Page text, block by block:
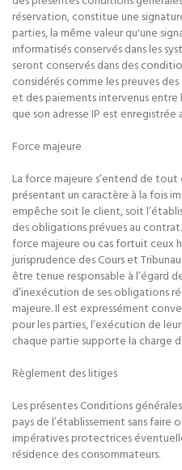
réservation, constitue une
parties, la même valeur qu'une
informatisés conservés dans les
seront conservés dans des
considérés comme les preuves
et des paiements intervenus
que son adresse IP est
Force majeure
La force majeure s’entend de
présentant un caractère à la fois
empêche soit le client, soit
des obligations prévues au
force majeure ou cas fortuit ceux
jurisprudence des Cours et
être tenue responsable à l’égard
d’inexécution de ses obligations
majeure. Il est expressément
pour les parties, l’exécution de
chaque partie supporte la charge
Règlement des litiges
Les présentes Conditions
pays de l’établissement sans faire
impératives protectrices
résidence des consommateurs.